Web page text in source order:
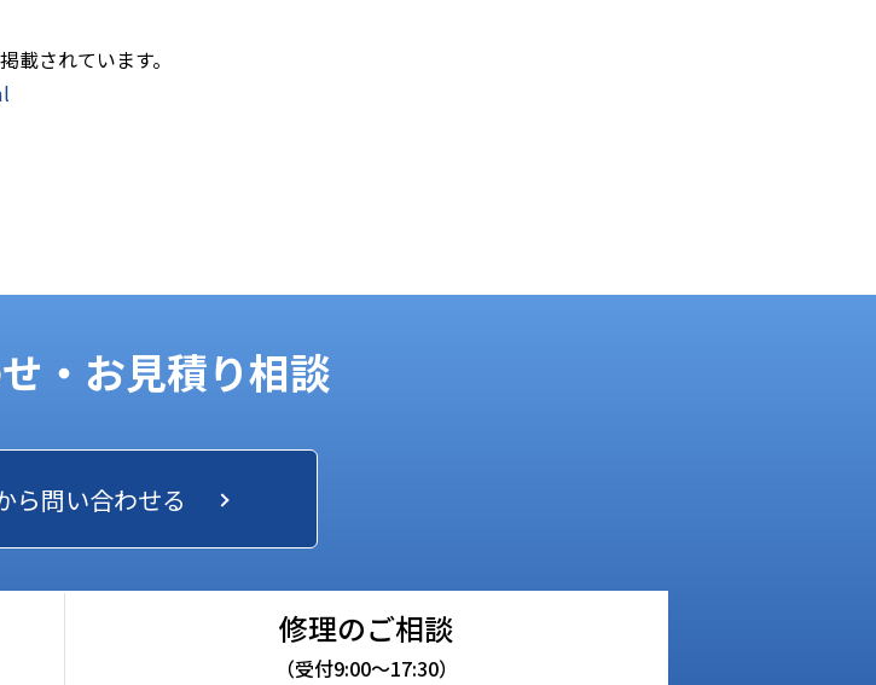
載されています。
・お見積り相談
ら問い合わせる
修理のご相談
（受付9:00〜17:30）